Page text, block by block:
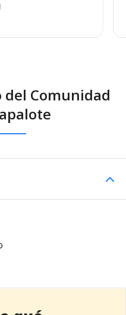
del Comunidad